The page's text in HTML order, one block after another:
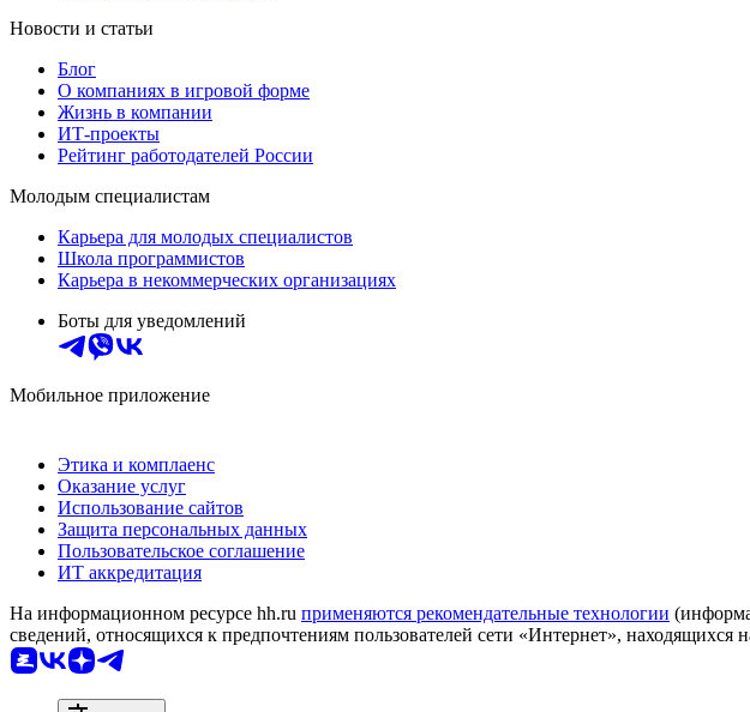
Новости и статьи
Блог
О компаниях в игровой форме
Жизнь в компании
ИТ-проекты
Рейтинг работодателей России
Молодым специалистам
Карьера для молодых специалистов
Школа программистов
Карьера в некоммерческих организациях
Боты для уведомлений
Мобильное приложение
Этика и комплаенс
Оказание услуг
Использование сайтов
Защита персональных данных
Пользовательское соглашение
ИТ аккредитация
На информационном ресурсе hh.ru применяются рекомендательные технологии
сведений, относящихся к предпочтениям пользователей сети «Интернет», находящихся